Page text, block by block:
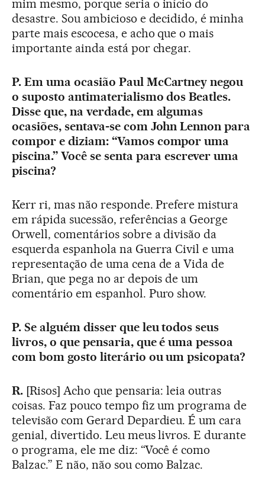
mim mesmo, porque seria o início do
desastre. Sou ambicioso e decidido, é minha
parte mais escocesa, e acho que o mais
importante ainda está por chegar.
P. Em uma ocasião Paul McCartney negou
o suposto antimaterialismo dos Beatles.
Disse que, na verdade, em algumas
ocasiões, sentava-se com John Lennon para
compor e diziam: “Vamos compor uma
piscina.” Você se senta para escrever uma
piscina?
Kerr ri, mas não responde. Prefere mistura
em rápida sucessão, referências a George
Orwell, comentários sobre a divisão da
esquerda espanhola na Guerra Civil e uma
representação de uma cena de a Vida de
Brian, que pega no ar depois de um
comentário em espanhol. Puro show.
P. Se alguém disser que leu todos seus
livros, o que pensaria, que é uma pessoa
com bom gosto literário ou um psicopata?
R.[Risos] Acho que pensaria: leia outras
coisas. Faz pouco tempo fiz um programa de
televisão com Gerard Depardieu. É um cara
genial, divertido. Leu meus livros. E durante
o programa, ele me diz: “Você é como
Balzac.” E não, não sou como Balzac.